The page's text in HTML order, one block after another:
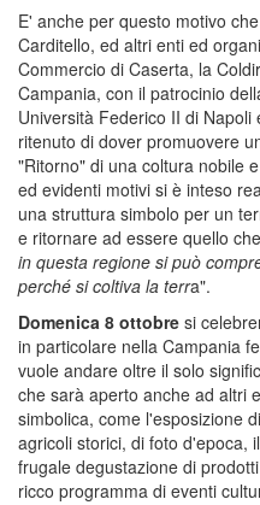
E' anche per questo motivo
Carditello, ed altri enti ed
Commercio di Caserta, la
Campania, con il patrocinio
Università Federico II di
ritenuto di dover promuovere
"Ritorno" di una coltura nobile
ed evidenti motivi si è inteso
una struttura simbolo per un
e ritornare ad essere quello
in questa regione si può
perché si coltiva la terra".
Domenica 8 ottobre si
in particolare nella Campania
vuole andare oltre il solo
che sarà aperto anche ad altri
simbolica, come l'esposizione
agricoli storici, di foto d'epoca,
frugale degustazione di
ricco programma di eventi